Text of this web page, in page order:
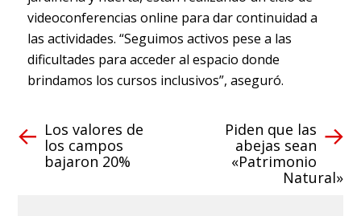
videoconferencias online para dar continuidad a
las actividades. “Seguimos activos pese a las
dificultades para acceder al espacio donde
brindamos los cursos inclusivos”, aseguró.
Los valores de
los campos
bajaron 20%
Piden que las
abejas sean
«Patrimonio
Natural»